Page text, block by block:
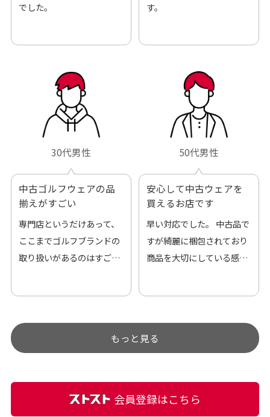
でした。
す。
30代男性
中古ゴルフウェアの品
揃えがすごい
専門店というだけあって、
ここまでゴルフブランドの
取り扱いがあるのはすご
す。
50代男性
安心して中古ウェアを
買えるお店です
早い対応でした。 中古品で
すが綺麗に梱包されており
商品を大切にしている感が
うぐらい目立つことなく綺
麗な商品でお安く購入でき
もっと見る
会員登録はこちら